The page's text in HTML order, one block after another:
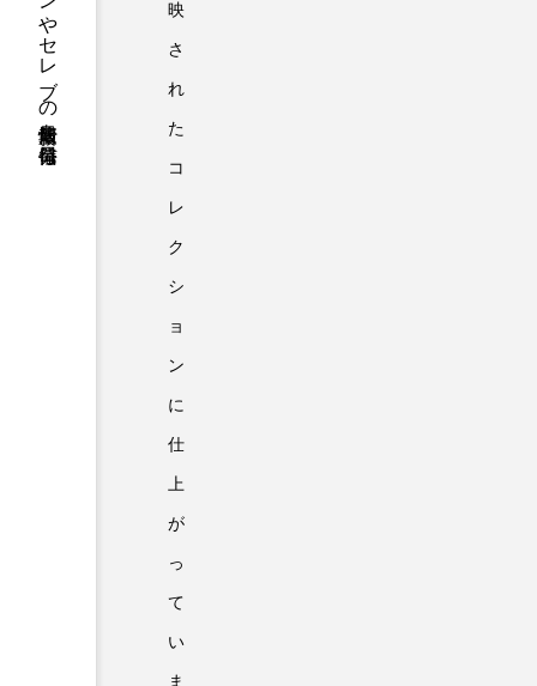
映
さ
れ
た
コ
レ
ク
シ
ョ
ン
に
仕
上
が
っ
て
い
ま